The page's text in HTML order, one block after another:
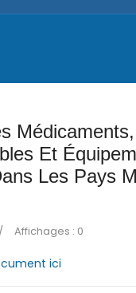
Médicaments,
Et
Les Pays
Affichages : 0
ici